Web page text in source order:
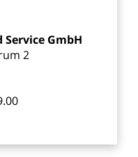
Service GmbH
2